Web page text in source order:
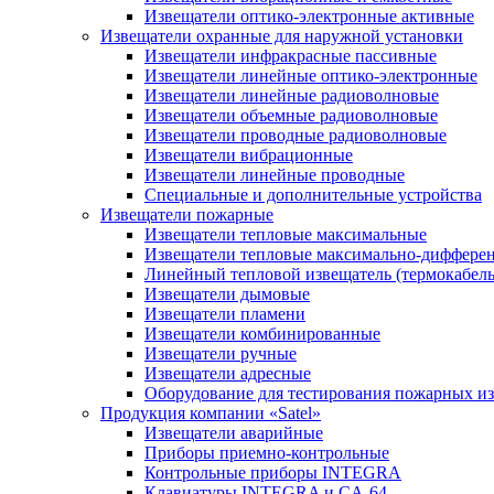
Извещатели оптико-электронные активные
Извещатели охранные для наружной установки
Извещатели инфракрасные пассивные
Извещатели линейные оптико-электронные
Извещатели линейные радиоволновые
Извещатели объемные радиоволновые
Извещатели проводные радиоволновые
Извещатели вибрационные
Извещатели линейные проводные
Специальные и дополнительные устройства
Извещатели пожарные
Извещатели тепловые максимальные
Извещатели тепловые максимально-
Линейный тепловой извещатель
Извещатели дымовые
Извещатели пламени
Извещатели комбинированные
Извещатели ручные
Извещатели адресные
Оборудование для тестирования пожарных
Продукция компании «Satel»
Извещатели аварийные
Приборы приемно-контрольные
Контрольные приборы INTEGRA